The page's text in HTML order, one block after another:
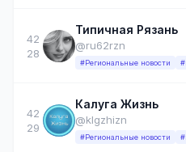
42
28
Типичная Рязань
@ru62rzn
#Региональные новости
42
29
Калуга Жизнь
@klgzhizn
#Региональные новости